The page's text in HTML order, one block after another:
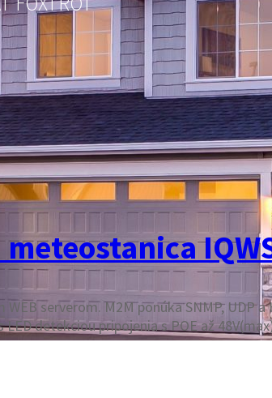
serverom. M2M ponúka SNMP,
detekciou pripojenia s POE až